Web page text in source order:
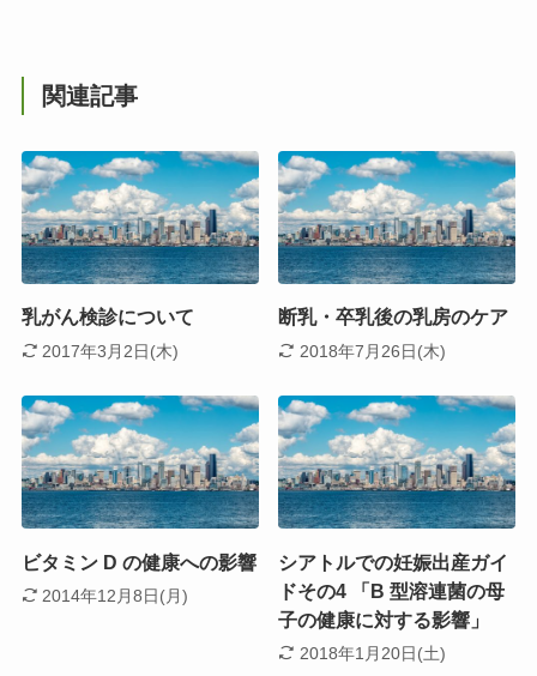
関連記事
乳がん検診について
2017年3月2日(木)
断乳・卒乳後の乳房のケア
2018年7月26日(木)
ビタミン D の健康への影響
2014年12月8日(月)
シアトルでの妊娠出産ガイ
ドその4 「B 型溶連菌の母
子の健康に対する影響」
2018年1月20日(土)